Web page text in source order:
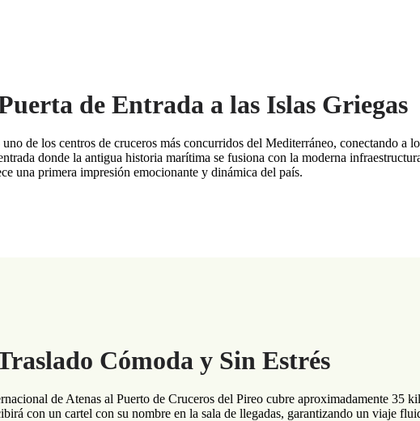
de Entrada a las Islas Griegas
de los centros de cruceros más concurridos del Mediterráneo, conectando
donde la antigua historia marítima se fusiona con la moderna
una primera impresión emocionante y dinámica del país.
Cómoda y Sin Estrés
de Atenas al Puerto de Cruceros del Pireo cubre aproximadamente 35
con un cartel con su nombre en la sala de llegadas, garantizando un viaje